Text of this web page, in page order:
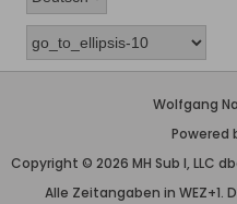
Wolfgang
Powered
Copyright © 2026 MH Sub I, LLC
Alle Zeitangaben in WEZ+1.